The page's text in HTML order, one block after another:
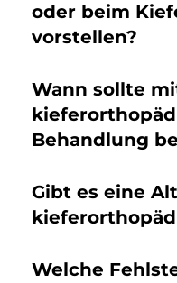
oder beim
vorstellen?
Wann sollte
Behandlung
Gibt es eine
Welche